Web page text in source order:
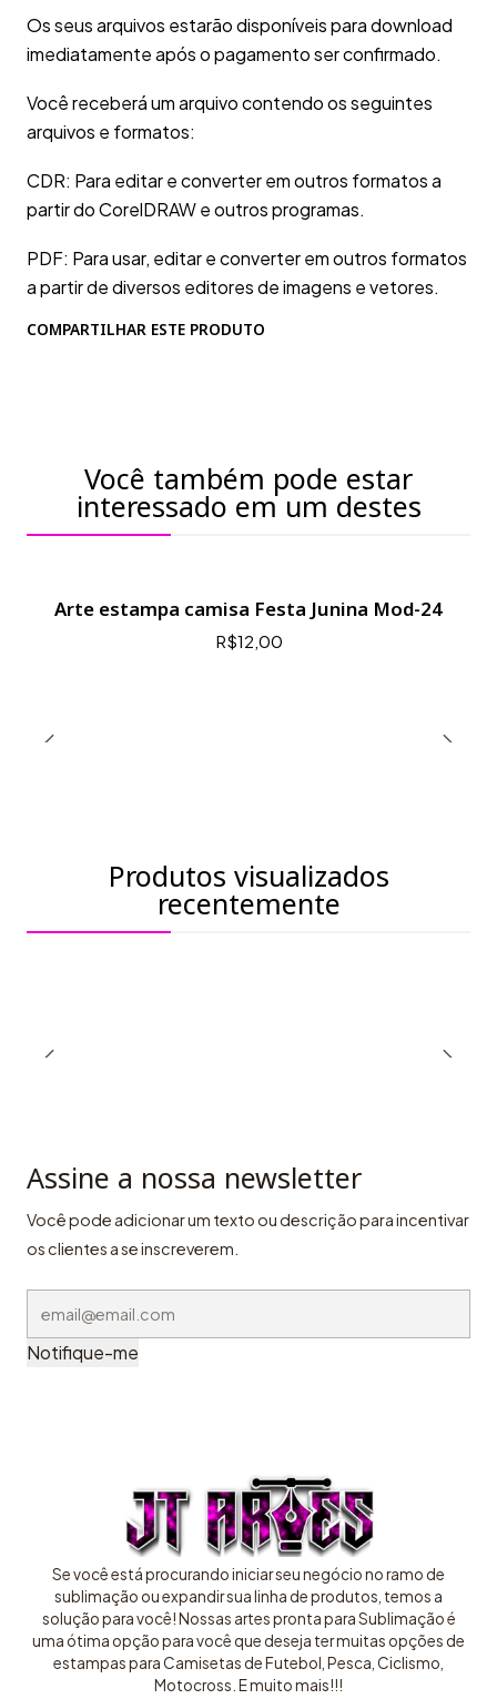
Os seus arquivos estarão disponíveis para download
imediatamente após o pagamento ser confirmado.
Você receberá um arquivo contendo os seguintes
arquivos e formatos:
CDR: Para editar e converter em outros formatos a
partir do CorelDRAW e outros programas.
PDF: Para usar, editar e converter em outros formatos
a partir de diversos editores de imagens e vetores.
COMPARTILHAR ESTE PRODUTO
Você também pode estar
interessado em um destes
Arte estampa camisa Festa Junina Mod-24
R$12,00
Produtos visualizados
recentemente
Assine a nossa newsletter
Você pode adicionar um texto ou descrição para incentivar
os clientes a se inscreverem.
Notifique-me
Se você está procurando iniciar seu negócio no ramo de
sublimação ou expandir sua linha de produtos, temos a
solução para você! Nossas artes pronta para Sublimação é
uma ótima opção para você que deseja ter muitas opções de
estampas para Camisetas de Futebol, Pesca, Ciclismo,
Motocross. E muito mais!!!